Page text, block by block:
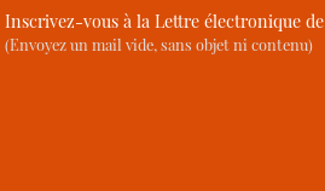
Inscrivez-vous à la Lettre électronique de
(Envoyez un mail vide, sans objet ni contenu)